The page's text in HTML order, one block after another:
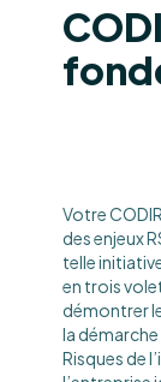
Votre
des enjeux
telle
en trois
démontrer
la démarche
Risques de